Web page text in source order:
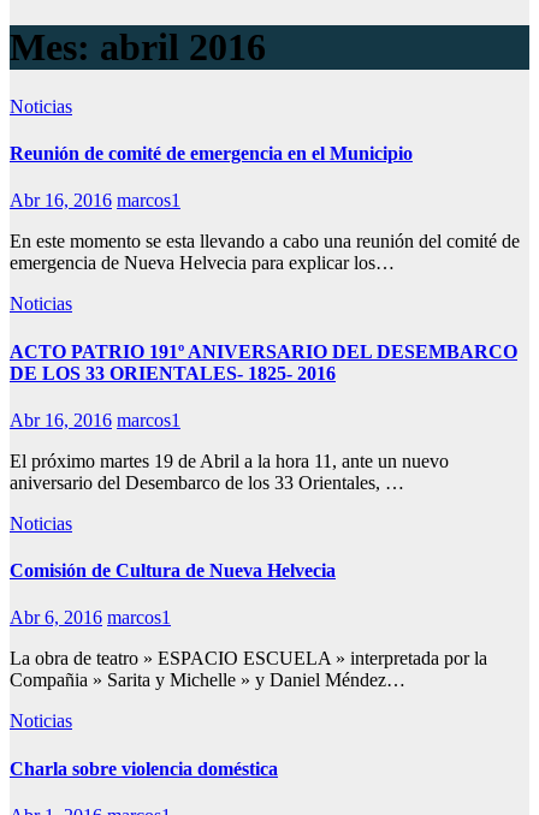
Mes: abril 2016
Noticias
Reunión de comité de emergencia en el Municipio
Abr 16, 2016 marcos1
En este momento se esta llevando a cabo una reunión del comité de
emergencia de Nueva Helvecia para explicar los…
Noticias
ACTO PATRIO 191º ANIVERSARIO DEL DESEMBARCO
DE LOS 33 ORIENTALES- 1825- 2016
Abr 16, 2016 marcos1
El próximo martes 19 de Abril a la hora 11, ante un nuevo
aniversario del Desembarco de los 33 Orientales, …
Noticias
Comisión de Cultura de Nueva Helvecia
Abr 6, 2016 marcos1
La obra de teatro » ESPACIO ESCUELA » interpretada por la
Compañia » Sarita y Michelle » y Daniel Méndez…
Noticias
Charla sobre violencia doméstica